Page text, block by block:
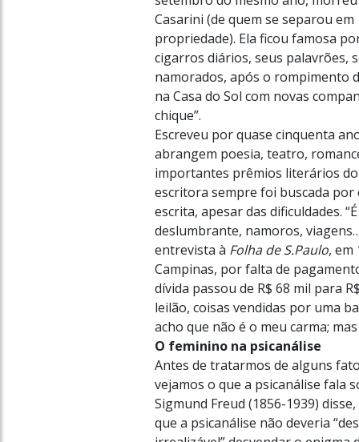
Casarini (de quem se separou
propriedade). Ela ficou famosa
cigarros diários, seus palavrões,
namorados, após o rompimento
na Casa do Sol com novas
chique”.
Escreveu por quase cinquenta
abrangem poesia, teatro,
importantes prêmios literários
escritora sempre foi buscada
escrita, apesar das dificuldades.
deslumbrante, namoros,
entrevista à Folha de S.Paulo, em
Campinas, por falta de
dívida passou de R$ 68 mil para
leilão, coisas vendidas por uma
acho que não é o meu carma;
O feminino na psicanálise
Antes de tratarmos de alguns
vejamos o que a psicanálise fala
Sigmund Freud (1856-1939)
que a psicanálise não deveria